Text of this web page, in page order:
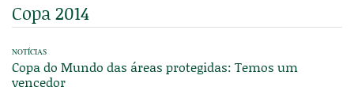
Copa 2014
NOTÍCIAS
Copa do Mundo das áreas protegidas: Temos um
vencedor